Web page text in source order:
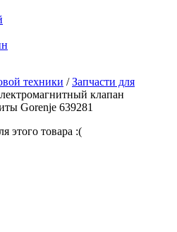
техники /Запчасти для
клапан
Gorenje 639281
этого товара :(